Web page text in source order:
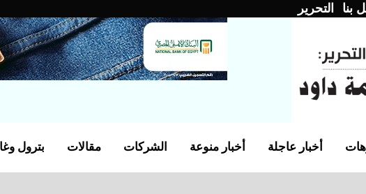
بنا التحرير
بترول مقالات الشركات أخبار منوعة أخبار عاجلة